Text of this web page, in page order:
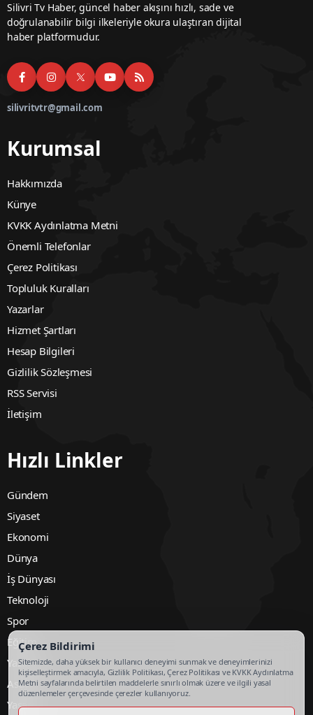
Silivri Tv Haber, güncel haber akışını hızlı, sade ve
doğrulanabilir bilgi ilkeleriyle okura ulaştıran dijital
haber platformudur.
silivritvtr@gmail.com
Kurumsal
Hakkımızda
Künye
KVKK Aydınlatma Metni
Önemli Telefonlar
Çerez Politikası
Topluluk Kuralları
Yazarlar
Hizmet Şartları
Hesap Bilgileri
Gizlilik Sözleşmesi
RSS Servisi
İletişim
Hızlı Linkler
Gündem
Siyaset
Ekonomi
Dünya
İş Dünyası
Teknoloji
Spor
Eğitim
Yazarlar
Asayiş
Yaşam
Çerez Bildirimi
Sitemizde, daha yüksek bir kullanıcı deneyimi sunmak ve deneyimlerinizi
kişiselleştirmek amacıyla, Gizlilik Politikası, Çerez Politikası ve KVKK Aydınlatma
Metni sayfalarında belirtilen maddelerle sınırlı olmak üzere ve ilgili yasal
düzenlemeler çerçevesinde çerezler kullanıyoruz.